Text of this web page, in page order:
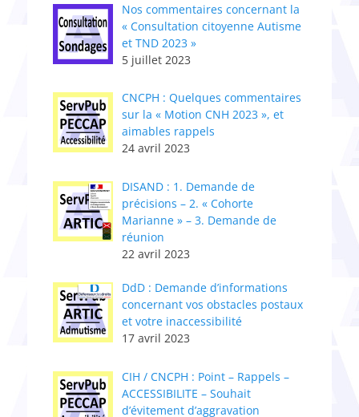
Nos commentaires concernant la
« Consultation citoyenne Autisme
et TND 2023 »
5 juillet 2023
CNCPH : Quelques commentaires
sur la « Motion CNH 2023 », et
aimables rappels
24 avril 2023
DISAND : 1. Demande de
précisions – 2. « Cohorte
Marianne » – 3. Demande de
réunion
22 avril 2023
DdD : Demande d’informations
concernant vos obstacles postaux
et votre inaccessibilité
17 avril 2023
CIH / CNCPH : Point – Rappels –
ACCESSIBILITE – Souhait
d’évitement d’aggravation